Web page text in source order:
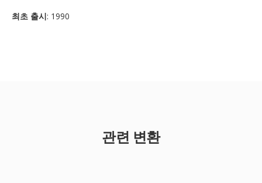
최초 출시: 1990
관련 변환